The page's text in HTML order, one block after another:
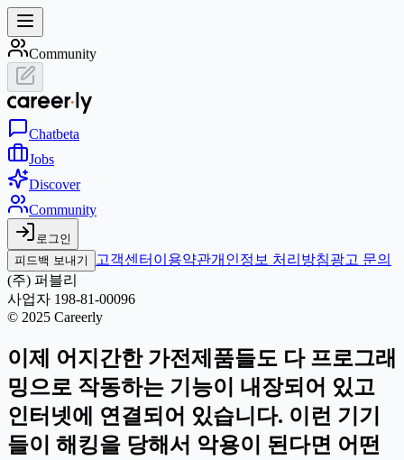
Community
Chatbeta
Jobs
Discover
Community
로그인
피드백 보내기
고객센터 이용약관개인정보 처리방침광고 문의
(주) 퍼블리
사업자 198-81-00096
© 2025 Careerly
이제 어지간한 가전제품들도 다 프로그래
밍으로 작동하는 기능이 내장되어 있고
인터넷에 연결되어 있습니다. 이런 기기
들이 해킹을 당해서 악용이 된다면 어떤